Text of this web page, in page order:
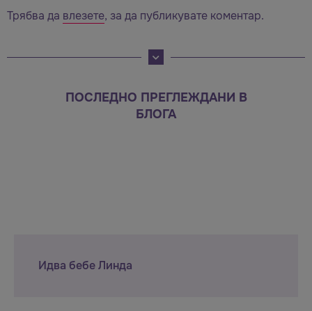
Трябва да влезете, за да публикувате коментар.
ПОСЛЕДНО ПРЕГЛЕЖДАНИ В
БЛОГА
Идва бебе Линда